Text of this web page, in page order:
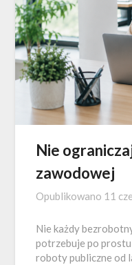
Nie
zawodowej
Opublikowano 11
Nie każdy
potrzebuje po
roboty publiczne od